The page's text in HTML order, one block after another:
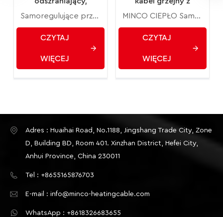
samoregulujący
kabel grzejny
Samoregulujące przewody grzejne MINCO HEAT DWK-PF740 zapewniają największą wszechstronność w zakresie przewodów grzejnych projekty i zastosowania. Zbudowany z półprzewodnikowej matrycy grzejnej wytłaczanej pomiędzy równoległymi przewodami magistrali, samoregulujący kabel dostosowuje swoją moc wyjściową, aby niezależnie reagować na temperatury na całej swojej długości.
CZYTAJ
WIĘCEJ
przed zamarzaniem
Samoregulujący
elektryczny kabel
zastosowań na
dachach i rynnach.
MINCO CIEPŁO Samoregulujące przewody grzejne DWK-CR730 zapewniają największą wszechstronność w zakresie przewodów grzejnych projekty i zastosowania. Zbudowany z półprzewodnikowej matrycy grzejnej wytłaczanej pomiędzy równoległymi przewodami magistrali, samoregulujący kabel dostosowuje swoją moc wyjściową, aby niezależnie reagować na temperatury na całej swojej długości.
CZYTAJ
WIĘCEJ
Adres : Huaihai Road, No.1188, Jingshang Trade City, Zone
D, Building BD, Room 401. Xinzhan District, Hefei City,
Anhui Province, China 230011
Tel : +8655165876703
E-mail : info@minco-heatingcable.com
WhatsApp : +8618326683655